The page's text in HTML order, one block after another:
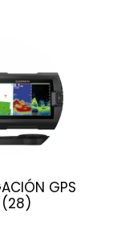
GPS
(28)